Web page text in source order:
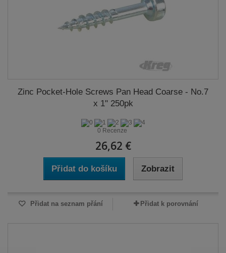
Zinc Pocket-Hole Screws Pan Head Coarse - No.7
x 1" 250pk
0 Recenze
26,62 €
Přidat do košíku Zobrazit
Přidat na seznam přání Přidat k porovnání